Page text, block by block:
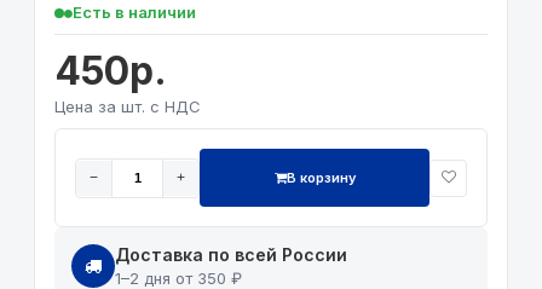
Есть в наличии
450р.
Цена за шт. с НДС
− + В корзину
Доставка по всей России
1–2 дня от 350 ₽